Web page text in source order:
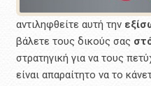
αντιληφθείτε αυτή την
βάλετε τους δικούς σας
στρατηγική για να τους
είναι απαραίτητο να το